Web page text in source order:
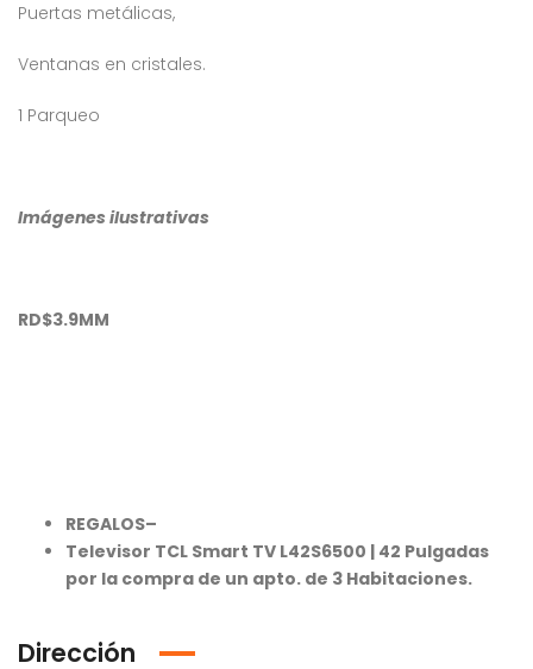
Puertas metálicas,
Ventanas en cristales.
1 Parqueo
Imágenes ilustrativas
RD$3.9MM
REGALOS–
Televisor TCL Smart TV L42S6500 | 42 Pulgadas
por la compra de un apto. de 3 Habitaciones.
Dirección